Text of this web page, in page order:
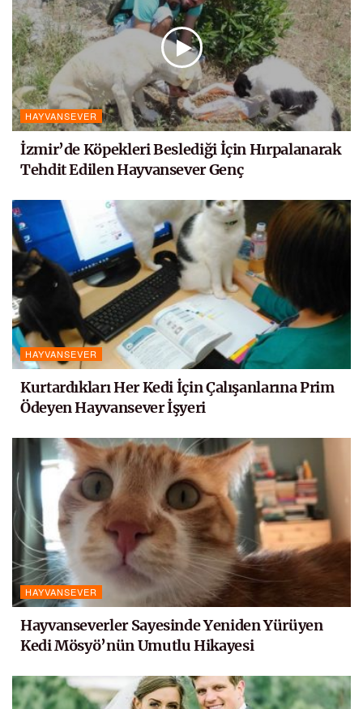
HAYVANSEVER
İzmir’de Köpekleri Beslediği İçin Hırpalanarak
Tehdit Edilen Hayvansever Genç
HAYVANSEVER
Kurtardıkları Her Kedi İçin Çalışanlarına Prim
Ödeyen Hayvansever İşyeri
HAYVANSEVER
Hayvanseverler Sayesinde Yeniden Yürüyen
Kedi Mösyö’nün Umutlu Hikayesi